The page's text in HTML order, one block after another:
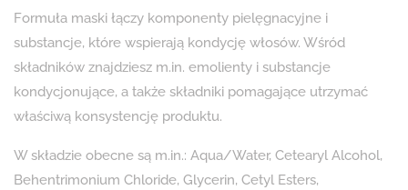
Formuła maski łączy komponenty pielęgnacyjne i
substancje, które wspierają kondycję włosów. Wśród
składników znajdziesz m.in. emolienty i substancje
kondycjonujące, a także składniki pomagające utrzymać
właściwą konsystencję produktu.
W składzie obecne są m.in.: Aqua/Water, Cetearyl Alcohol,
Behentrimonium Chloride, Glycerin, Cetyl Esters,